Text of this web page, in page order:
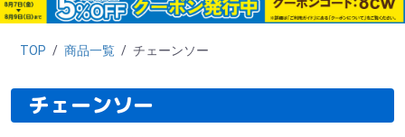
TOP / 商品一覧 / チェーンソー
チェーンソー